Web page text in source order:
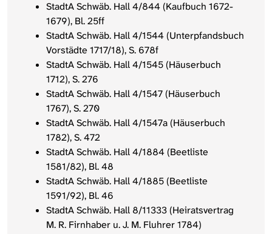
StadtA Schwäb. Hall 4/844 (Kaufbuch 1672-
1679), Bl. 25ff
StadtA Schwäb. Hall 4/1544 (Unterpfandsbuch
Vorstädte 1717/18), S. 678f
StadtA Schwäb. Hall 4/1545 (Häuserbuch
1712), S. 276
StadtA Schwäb. Hall 4/1547 (Häuserbuch
1767), S. 270
StadtA Schwäb. Hall 4/1547a (Häuserbuch
1782), S. 472
StadtA Schwäb. Hall 4/1884 (Beetliste
1581/82), Bl. 48
StadtA Schwäb. Hall 4/1885 (Beetliste
1591/92), Bl. 46
StadtA Schwäb. Hall 8/11333 (Heiratsvertrag
M. R. Firnhaber u. J. M. Fluhrer 1784)